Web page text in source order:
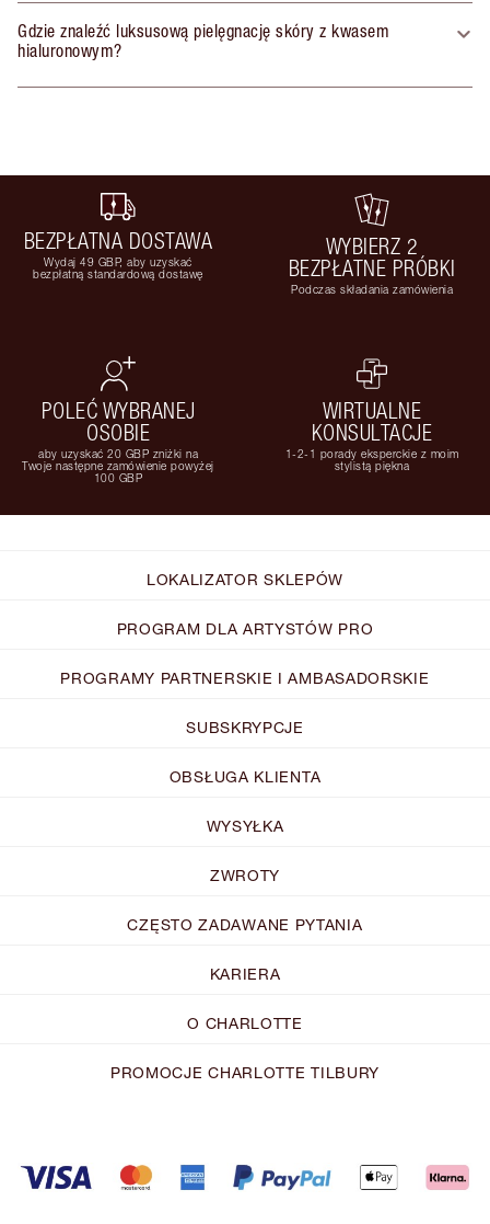
Gdzie znaleźć luksusową pielęgnację skóry z kwasem
hialuronowym?
BEZPŁATNA DOSTAWA
Wydaj 49 GBP, aby uzyskać
bezpłatną standardową dostawę
WYBIERZ 2
BEZPŁATNE PRÓBKI
Podczas składania zamówienia
POLEĆ WYBRANEJ
OSOBIE
aby uzyskać 20 GBP zniżki na
Twoje następne zamówienie powyżej
100 GBP
WIRTUALNE
KONSULTACJE
1-2-1 porady eksperckie z moim
stylistą piękna
LOKALIZATOR SKLEPÓW
PROGRAM DLA ARTYSTÓW PRO
PROGRAMY PARTNERSKIE I AMBASADORSKIE
SUBSKRYPCJE
OBSŁUGA KLIENTA
WYSYŁKA
ZWROTY
CZĘSTO ZADAWANE PYTANIA
KARIERA
O CHARLOTTE
PROMOCJE CHARLOTTE TILBURY